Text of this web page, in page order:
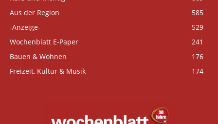
Aus der Region
585
-Anzeige-
529
Wochenblatt E-Paper
241
Bauen & Wohnen
176
Freizeit, Kultur & Musik
174